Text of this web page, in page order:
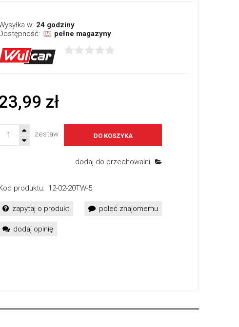
w: 24 godziny
pełne magazyny
zł
zestaw DO KOSZYKA
dodaj do przechowalni
produktu: 12-02-20TW-5
zapytaj o produkt poleć znajomemu
dodaj opinię